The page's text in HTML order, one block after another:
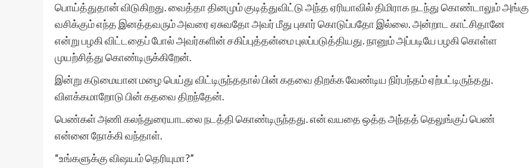
பொய்த்துதான் விடுகிறது. வைத்தா தினமும் குடித்துவிட்டு அந்த ஏரியாவில் திமிராக நடந்து கொண்டாலும் அங்கு
வசிக்கும் எந்த இனத்தவரும் அவரை ஏசுவதோ அவர் மீது புகார் கொடுப்பதோ இல்லை. அன்றாட காட்சிதானே
என்று பழகி விட்டதைப் போல் அவர்களின் சகிப்புத்தன்மை புலப்படுத்தியது. நானும் அப்படியே பழகி கொள்ள
முயற்சித்து கொண்டிருக்கிறேன்.
இன்று கடுமையான மழை பெய்து விட்டிருந்ததால் பின் கதவை திறக்க வேண்டிய நிர்பந்தம் ஏற்பட்டிருந்தது.
விளக்கமாறோடு பின் கதவை திறந்தேன்.
பெண்கள் அணி கலந்துரையாடலை நடத்தி கொண்டிருந்தது. என் வயதை ஒத்த அந்தத் தெலுங்குப் பெண்
என்னை நோக்கி வந்தாள்.
“உங்களுக்கு விஷயம் தெரியுமா?”